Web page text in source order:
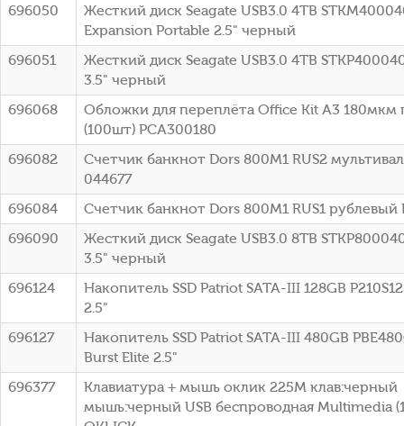
696050
Жесткий диск Seagate USB3.0 4TB
Expansion Portable 2.5" черный
696051
Жесткий диск Seagate USB3.0 4TB
3.5" черный
696068
Обложки для переплёта Office Kit A3 180мкм
(100шт) PCA300180
696082
Счетчик банкнот Dors 800M1 RUS2
044677
696084
Счетчик банкнот Dors 800M1 RUS1 рублевый
696090
Жесткий диск Seagate USB3.0 8TB
3.5" черный
696124
Накопитель SSD Patriot SATA-III 128GB
2.5"
696127
Накопитель SSD Patriot SATA-III 480GB
Burst Elite 2.5"
696377
Клавиатура + мышь оклик 225M клав:черный
мышь:черный USB беспроводная Multimedia